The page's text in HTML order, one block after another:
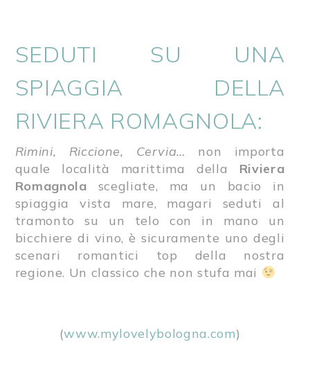
SEDUTI SU UNA
SPIAGGIA DELLA
RIVIERA ROMAGNOLA:
Rimini, Riccione, Cervia… non importa
quale località marittima della Riviera
Romagnola scegliate, ma un bacio in
spiaggia vista mare, magari seduti al
tramonto su un telo con in mano un
bicchiere di vino, è sicuramente uno degli
scenari romantici top della nostra
regione. Un classico che non stufa mai
(www.mylovelybologna.com)